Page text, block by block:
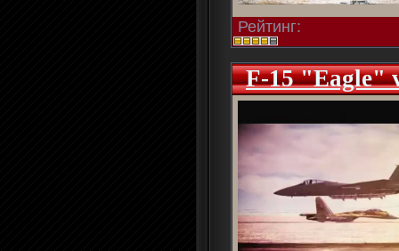
Рейтинг:
F-15 "Eagle"